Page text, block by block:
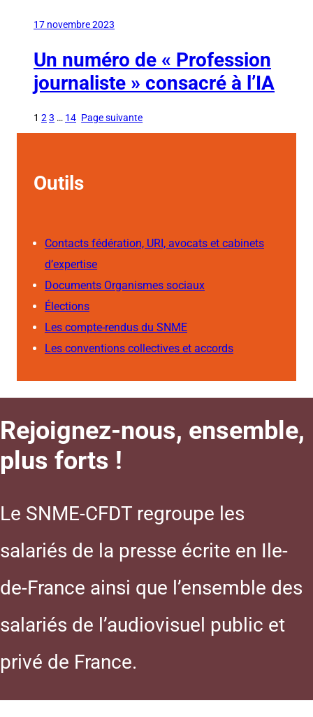
17 novembre 2023
Un numéro de « Profession
journaliste » consacré à l’IA
1 23 … 14 Page suivante
Outils
Contacts fédération, URI, avocats et cabinets
d’expertise
Documents Organismes sociaux
Élections
Les compte-rendus du SNME
Les conventions collectives et accords
Rejoignez-nous, ensemble,
plus forts !
Le SNME-CFDT regroupe les
salariés de la presse écrite en Ile-
de-France ainsi que l’ensemble des
salariés de l’audiovisuel public et
privé de France.